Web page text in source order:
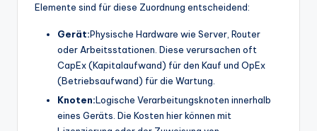
Elemente sind für diese Zuordnung entscheidend:
Gerät:Physische Hardware wie Server, Router
oder Arbeitsstationen. Diese verursachen oft
CapEx (Kapitalaufwand) für den Kauf und OpEx
(Betriebsaufwand) für die Wartung.
Knoten:Logische Verarbeitungsknoten innerhalb
eines Geräts. Die Kosten hier können mit